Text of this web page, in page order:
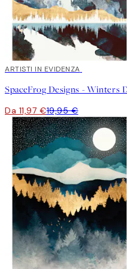
40%*
ARTISTI IN EVIDENZA
Da 11,97 €19,95 €